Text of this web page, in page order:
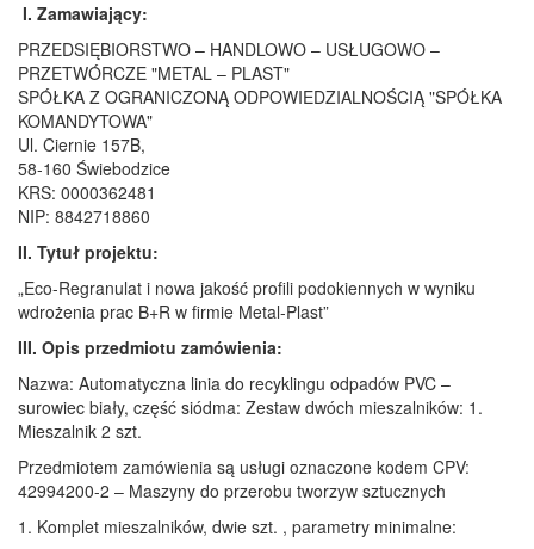
I. Zamawiający:
PRZEDSIĘBIORSTWO – HANDLOWO – USŁUGOWO –
PRZETWÓRCZE "METAL – PLAST"
SPÓŁKA Z OGRANICZONĄ ODPOWIEDZIALNOŚCIĄ "SPÓŁKA
KOMANDYTOWA"
Ul. Ciernie 157B,
58-160 Świebodzice
KRS: 0000362481
NIP: 8842718860
II. Tytuł projektu:
„Eco-Regranulat i nowa jakość profili podokiennych w wyniku
wdrożenia prac B+R w firmie Metal-Plast”
III. Opis przedmiotu zamówienia:
Nazwa: Automatyczna linia do recyklingu odpadów PVC –
surowiec biały, część siódma: Zestaw dwóch mieszalników: 1.
Mieszalnik 2 szt.
Przedmiotem zamówienia są usługi oznaczone kodem CPV:
42994200-2 – Maszyny do przerobu tworzyw sztucznych
1. Komplet mieszalników, dwie szt. , parametry minimalne: